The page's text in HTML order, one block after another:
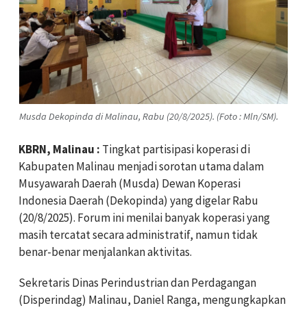
Musda Dekopinda di Malinau, Rabu (20/8/2025). (Foto : Mln/SM).
‎KBRN, Malinau : Tingkat partisipasi koperasi di
Kabupaten Malinau menjadi sorotan utama dalam
Musyawarah Daerah (Musda) Dewan Koperasi
Indonesia Daerah (Dekopinda) yang digelar Rabu
(20/8/2025). Forum ini menilai banyak koperasi yang
masih tercatat secara administratif, namun tidak
benar-benar menjalankan aktivitas.
‎Sekretaris Dinas Perindustrian dan Perdagangan
(Disperindag) Malinau, Daniel Ranga, mengungkapkan